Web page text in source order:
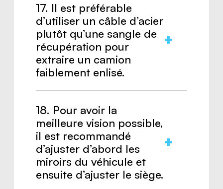
17. Il est préférable
d’utiliser un câble d’acier
plutôt qu’une sangle de
récupération pour
extraire un camion
faiblement enlisé.
18. Pour avoir la
meilleure vision possible,
il est recommandé
d’ajuster d’abord les
miroirs du véhicule et
ensuite d’ajuster le siège.